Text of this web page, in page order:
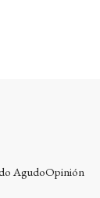
AgudoOpinión